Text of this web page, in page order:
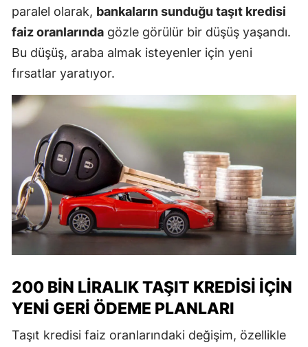
paralel olarak, bankaların sunduğu taşıt kredisi
faiz oranlarında gözle görülür bir düşüş yaşandı.
Bu düşüş, araba almak isteyenler için yeni
fırsatlar yaratıyor.
200 BIN LIRALIK TAŞIT KREDISI İÇIN
YENI GERI ÖDEME PLANLARI
Taşıt kredisi faiz oranlarındaki değişim, özellikle